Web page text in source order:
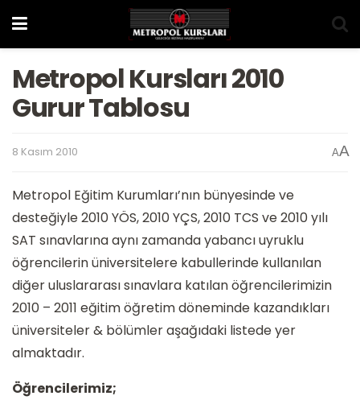
Metropol Kursları 2010
Gurur Tablosu
8 Kasım 2010 AA
Metropol Eğitim Kurumları’nın bünyesinde ve
desteğiyle 2010 YÖS, 2010 YÇS, 2010 TCS ve 2010 yılı
SAT sınavlarına aynı zamanda yabancı uyruklu
öğrencilerin üniversitelere kabullerinde kullanılan
diğer uluslararası sınavlara katılan öğrencilerimizin
2010 – 2011 eğitim öğretim döneminde kazandıkları
üniversiteler & bölümler aşağıdaki listede yer
almaktadır.
Öğrencilerimiz;